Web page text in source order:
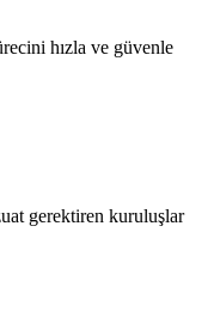
hızla ve güvenle
gerektiren kuruluşlar